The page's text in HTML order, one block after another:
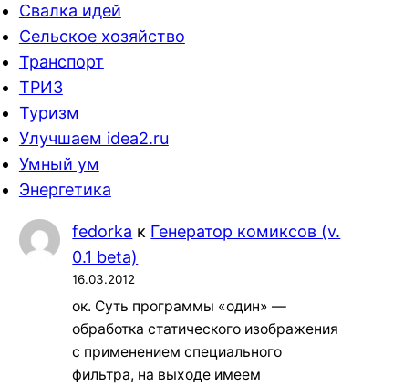
Свалка идей
Сельское хозяйство
Транспорт
ТРИЗ
Туризм
Улучшаем idea2.ru
Умный ум
Энергетика
fedorka к Генератор комиксов (v.
0.1 beta)
16.03.2012
ок. Суть программы «один» —
обработка статического изображения
с применением специального
фильтра, на выходе имеем